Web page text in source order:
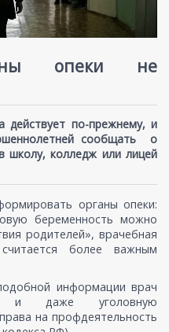
опеки не
действует по-прежнему, и
сообщать о
школу, колледж или лицей
органы опеки:
беременность можно
родителей», врачебная
более важным
информации врач
и даже уголовную
на профдеятельность